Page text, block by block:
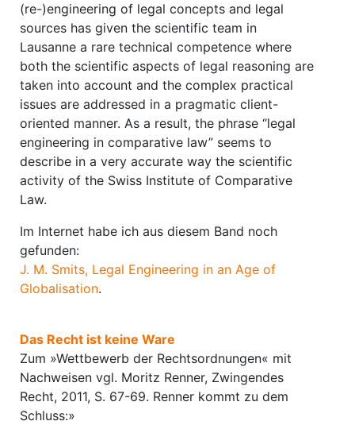
(re-)engineering of legal concepts and legal
sources has given the scientific team in
Lausanne a rare technical competence where
both the scientific aspects of legal reasoning are
taken into account and the complex practical
issues are addressed in a pragmatic client-
oriented manner. As a result, the phrase “legal
engineering in comparative law” seems to
describe in a very accurate way the scientific
activity of the Swiss Institute of Comparative
Law.
Im Internet habe ich aus diesem Band noch
gefunden:
J. M. Smits, Legal Engineering in an Age of
Globalisation.
Das Recht ist keine Ware
Zum »Wettbewerb der Rechtsordnungen« mit
Nachweisen vgl. Moritz Renner, Zwingendes
Recht, 2011, S. 67-69. Renner kommt zu dem
Schluss:»